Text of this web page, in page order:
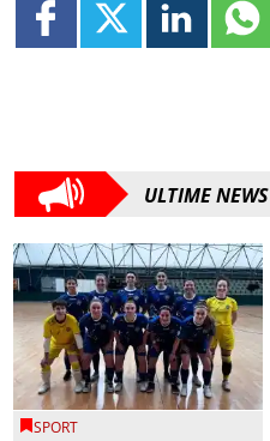
ULTIME NEWS
SPORT